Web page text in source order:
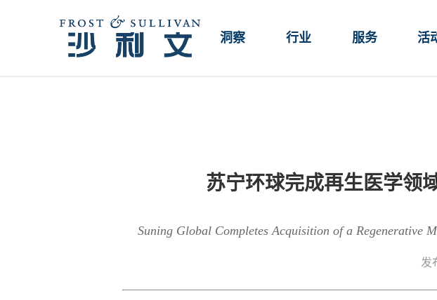
洞察 行业 服务 活
苏宁环球完成再生医学领
Suning Global Completes Acquisition of a Regenerative
发